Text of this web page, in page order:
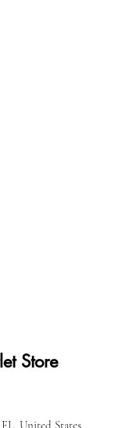
Store
United States